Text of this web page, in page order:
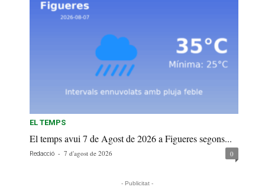
EL TEMPS
El temps avui 7 de Agost de 2026 a Figueres segons...
Redacció - 7 d'agost de 2026 0
- Publicitat -